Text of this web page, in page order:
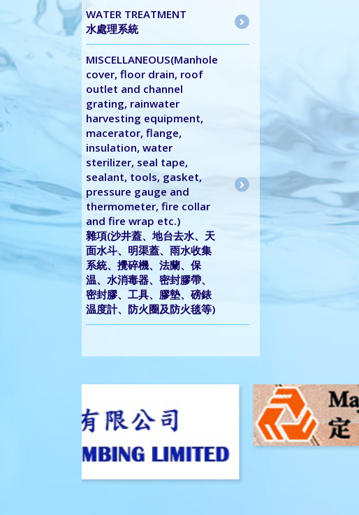
WATER TREATMENT
水處理系統
MISCELLANEOUS(Manhole
cover, floor drain, roof
outlet and channel
grating, rainwater
harvesting equipment,
macerator, flange,
insulation, water
sterilizer, seal tape,
sealant, tools, gasket,
pressure gauge and
thermometer, fire collar
and fire wrap etc.)
雜項(沙井蓋、地台去水、天
面水斗、明渠蓋、雨水收集
系統、攪碎機、法蘭、保
温、水消毒器、密封膠帶、
密封膠、工具、膠墊、磅錶
温度計、防火圈及防火毯等)